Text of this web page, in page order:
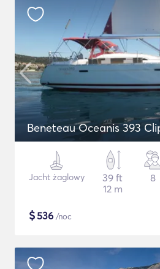
Beneteau Oceanis 393
Jacht żaglowy
39 ft
12 m
8
$536 /noc